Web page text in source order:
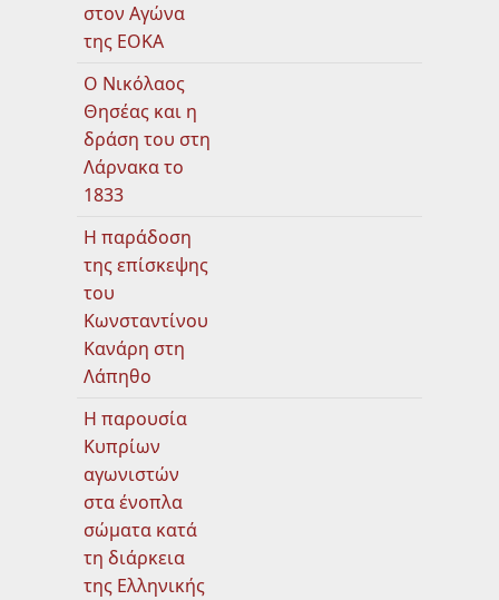
στον Αγώνα
της ΕΟΚΑ
Ο Νικόλαος
Θησέας και η
δράση του στη
Λάρνακα το
1833
Η παράδοση
της επίσκεψης
του
Κωνσταντίνου
Κανάρη στη
Λάπηθο
Η παρουσία
Κυπρίων
αγωνιστών
στα ένοπλα
σώματα κατά
τη διάρκεια
της Ελληνικής